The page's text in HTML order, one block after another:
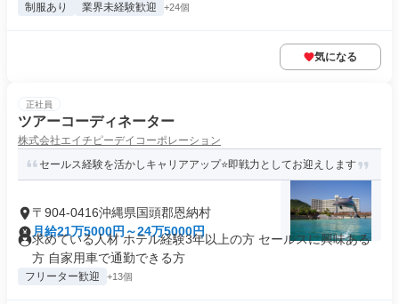
制服あり 業界未経験歓迎 +24個
気になる
正社員
ツアーコーディネーター
株式会社エイチピーデイコーポレーション
セールス経験を活かしキャリアアップ⭐即戦力としてお迎えします
〒904-0416沖縄県国頭郡恩納村
月給21万5000円～24万5000円
求めている人材 ホテル経験3年以上の方 セールスに興味ある
方 自家用車で通勤できる方
フリーター歓迎 +13個